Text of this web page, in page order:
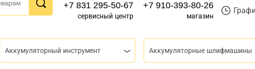
+7 831 295-50-67
сервисный центр
+7 910-393-80-26
магазин
Аккумуляторный инструмент Аккумуляторные шлифмашины